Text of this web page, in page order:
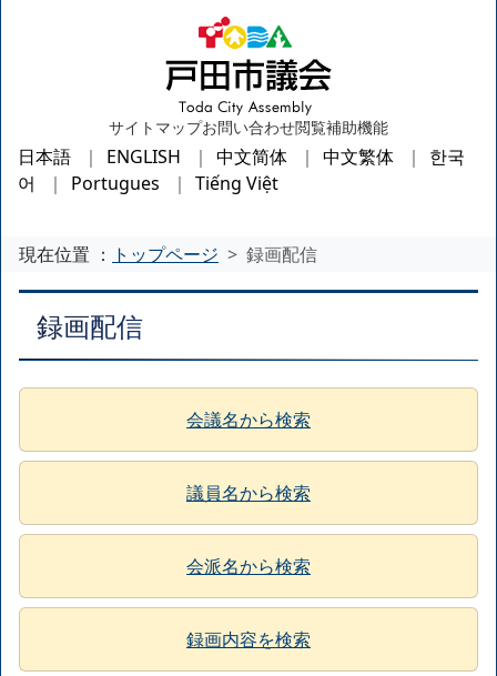
サイトマップお問い合わせ閲覧補助機能
日本語 ENGLISH 中文简体 中文繁体
한국
어
Portugues Tiếng Việt
現在位置 ： トップページ 録画配信
録画配信
会議名から検索
議員名から検索
会派名から検索
録画内容を検索